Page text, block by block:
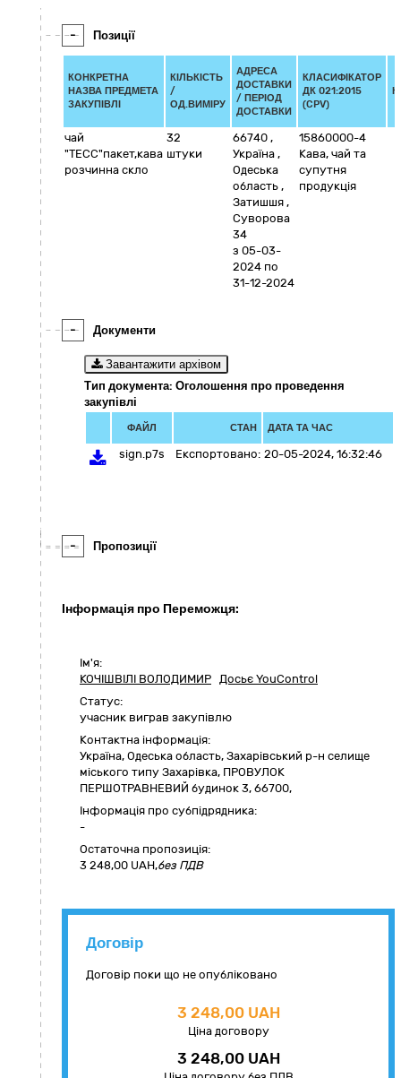
- Позиції
КОНКРЕТНА
НАЗВА ПРЕДМЕТА
ЗАКУПІВЛІ
КІЛЬКІСТЬ
/
ОД.ВИМІРУ
АДРЕСА
ДОСТАВКИ
/ ПЕРІОД
ДОСТАВКИ
КЛАСИФІКАТОР
ДК 021:2015
(CPV)
чай
"ТЕСС"пакет,кава
розчинна скло
32
штуки
66740 ,
Україна ,
Одеська
область ,
Затишшя ,
Суворова
34
з 05-03-
2024 по
31-12-2024
15860000-4
Кава, чай та
супутня
продукція
- Документи
Завантажити архівом
Тип документа: Оголошення про проведення
закупівлі
ФАЙЛ СТАН ДАТА ТА ЧАС
sign.p7s Експортовано: 20-05-2024, 16:32:46
- Пропозиції
Інформація про Переможця:
Ім'я:
КОЧІШВІЛІ ВОЛОДИМИР Досьє YouControl
Статус:
учасник виграв закупівлю
Контактна інформація:
Україна, Одеська область, Захарівський р-н селище
міського типу Захарівка, ПРОВУЛОК
ПЕРШОТРАВНЕВИЙ будинок 3, 66700,
Інформація про субпідрядника:
-
Остаточна пропозиція:
3 248,00 UAH,без ПДВ
Договір
Договір поки що не опубліковано
3 248,00 UAH
Ціна договору
3 248,00 UAH